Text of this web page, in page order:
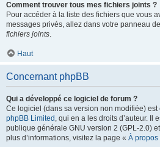
Comment trouver tous mes fichiers joints ?
Pour accéder à la liste des fichiers que vous
messages privés, allez dans votre panneau
fichiers joints.
Haut
Concernant phpBB
Qui a développé ce logiciel de forum ?
Ce logiciel (dans sa version non modifiée)
phpBB Limited , qui en a les droits d’auteur. Il
publique générale GNU version 2 (GPL-2.0)
plus d’informations, visitez la page « À propos